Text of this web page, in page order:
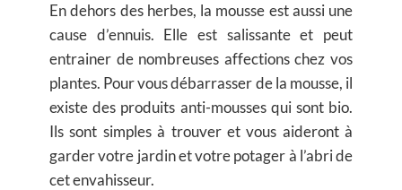
En dehors des herbes, la mousse est aussi une
cause d’ennuis. Elle est salissante et peut
entrainer de nombreuses affections chez vos
plantes. Pour vous débarrasser de la mousse, il
existe des produits anti-mousses qui sont bio.
Ils sont simples à trouver et vous aideront à
garder votre jardin et votre potager à l’abri de
cet envahisseur.